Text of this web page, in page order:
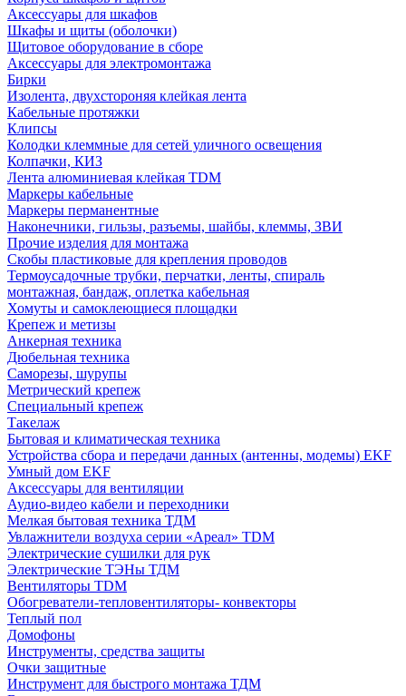
Аксессуары для шкафов
Шкафы и щиты (оболочки)
Щитовое оборудование в сборе
Аксессуары для электромонтажа
Бирки
Изолента, двухстороняя клейкая лента
Кабельные протяжки
Клипсы
Колодки клеммные для сетей уличного освещения
Колпачки, КИЗ
Лента алюминиевая клейкая TDM
Маркеры кабельные
Маркеры перманентные
Наконечники, гильзы, разъемы, шайбы, клеммы, ЗВИ
Прочие изделия для монтажа
Скобы пластиковые для крепления проводов
Термоусадочные трубки, перчатки, ленты, спираль
монтажная, бандаж, оплетка кабельная
Хомуты и самоклеющиеся площадки
Крепеж и метизы
Анкерная техника
Дюбельная техника
Саморезы, шурупы
Метрический крепеж
Специальный крепеж
Такелаж
Бытовая и климатическая техника
Устройства сбора и передачи данных (антенны, модемы) EKF
Умный дом EKF
Аксессуары для вентиляции
Аудио-видео кабели и переходники
Мелкая бытовая техника ТДМ
Увлажнители воздуха серии «Ареал» TDM
Электрические сушилки для рук
Электрические ТЭНы ТДМ
Вентиляторы TDM
Обогреватели-тепловентиляторы- конвекторы
Теплый пол
Домофоны
Инструменты, средства защиты
Очки защитные
Инструмент для быстрого монтажа ТДМ